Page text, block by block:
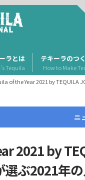
ラとは
Tequila
テキーラのつ
How to Make
of the Year 2021 by TEQUILA
ニ
2021 by
選ぶ2021年